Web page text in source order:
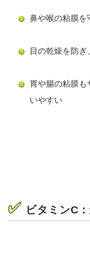
鼻や喉の粘膜を
目の乾燥を防
胃や腸の粘膜も
いやすい
✅ ビタミンC